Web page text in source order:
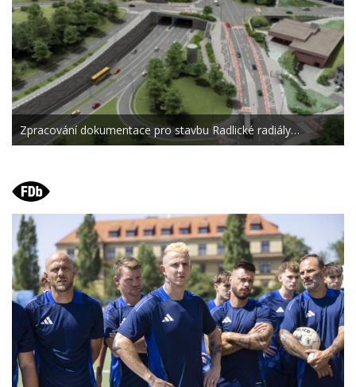
Zpracování dokumentace pro stavbu Radlické radiály…